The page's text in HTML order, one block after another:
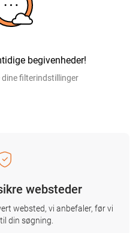
begivenheder!
filterindstillinger
websteder
websted, vi anbefaler, før vi
din søgning.